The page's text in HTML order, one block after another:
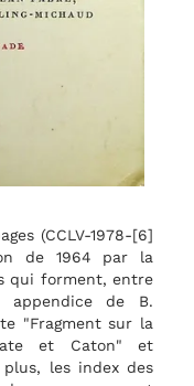
(CCLV-1978-[6]
de 1964 par la
qui forment, entre
appendice de B.
"Fragment sur la
et Caton" et
les index des